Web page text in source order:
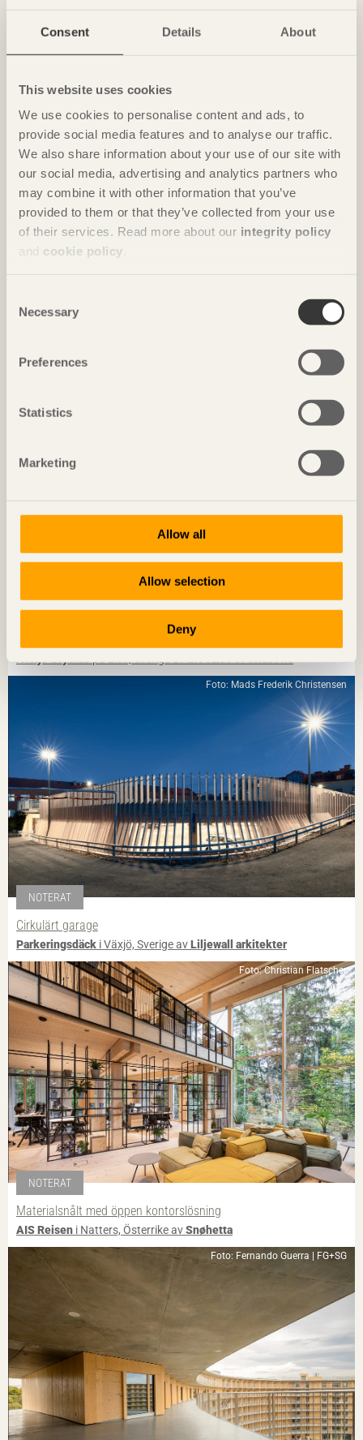
Consent Details About
This website uses cookies
We use cookies to personalise content and ads, to
provide social media features and to analyse our traffic.
We also share information about your use of our site with
our social media, advertising and analytics partners who
may combine it with other information that you’ve
provided to them or that they’ve collected from your use
of their services. Read more about our integrity policy
and cookie policy
Selection
Necessary
Preferences
Statistics
Marketing
Allow all
Allow selection
Deny
NOTERAT
Casa Wabii Oaxaca, Mexiko av
Foto: Takumi Ota
Gästhus ger by nytt liv
Foto: Björn Lofterud
NOTERAT
Foto: Mads Frederik Christensen
NOTERAT
Cirkulärt garage
Parkeringsdäck i Växjö, Sverige avLiljewall arkitekter
Foto: Christian Flatscher
NOTERAT
Materialsnålt med öppen kontorslösning
AIS Reisen i Natters, Österrike avSnøhetta
Foto: Fernando Guerra | FG+SG